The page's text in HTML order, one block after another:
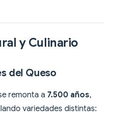
y Culinario
del Queso
remonta a 7.500 años,
variedades distintas: